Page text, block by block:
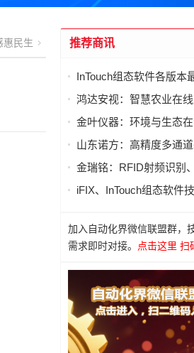
惠民生 推荐商讯
InTouch组态软件各版本
鸿达安视：智慧农业在
金叶仪器：环境与生态
山东诺方：高精度多通
金瑞铭：RFID射频识别
iFIX、InTouch组态软件
加入自动化界微信联盟群，
需求即时对接。
点击这里 扫